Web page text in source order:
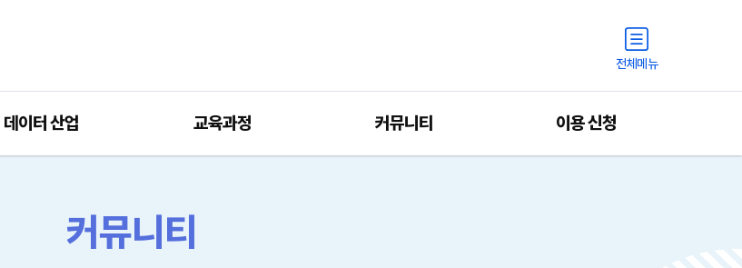
전체메뉴
데이터 산업 교육과정 커뮤니티 이용 신청
커뮤니티